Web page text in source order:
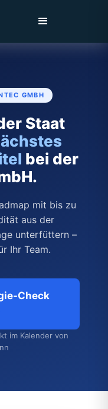
GMBH
Staat
bei der
mit bis zu
aus der
unterfüttern –
Ihr Team.
Check
im Kalender von